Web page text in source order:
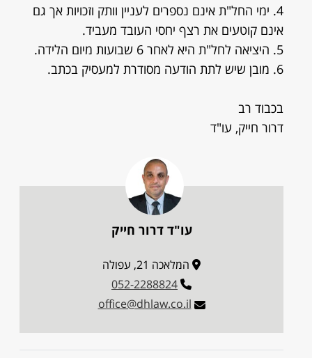
4. ימי החל"ת אינם נספרים לעניין וותק וזכויות אך גם
אינם קוטעים את רצף יחסי העובד מעביד.
5. היציאה לחל"ת היא לאחר 6 שבועות מיום הלידה.
6. מובן שיש לתת הודעה מסודרת למעסיק בכתב.
בכבוד רב
דרור חייק, עו"ד
עו"ד דרור חייק
המלאכה 21, עפולה
052-2288824
office@dhlaw.co.il